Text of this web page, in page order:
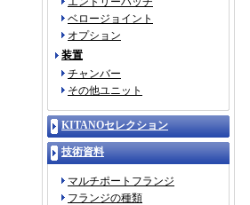
ベロージョイント
オプション
装置
チャンバー
その他ユニット
KITANOセレクション
技術資料
マルチポートフランジ
フランジの種類